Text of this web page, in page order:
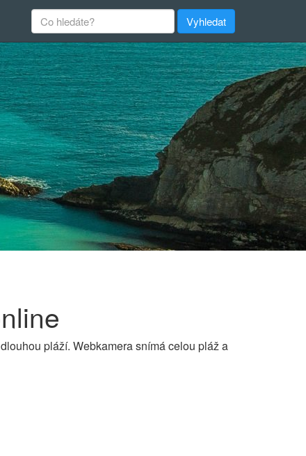
pláží. Webkamera snímá celou pláž a